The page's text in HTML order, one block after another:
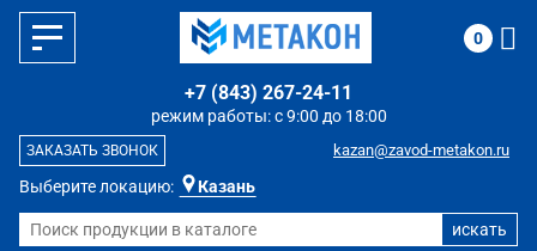
Выберите локацию: Казань
режим работы: с 9:00 до 18:00
+7 (843) 267-24-11
kazan@zavod-metakon.ru
ЗАКАЗАТЬ ЗВОНОК
0